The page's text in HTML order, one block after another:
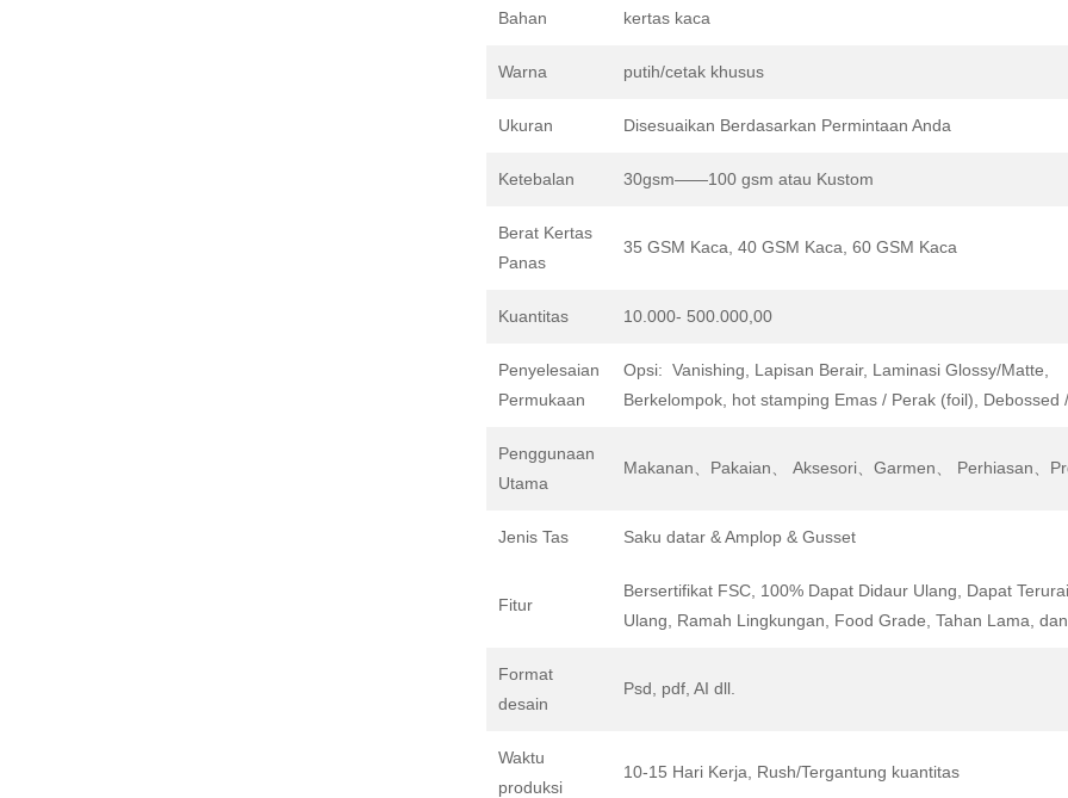
Bahan kertas kaca
Warna putih/cetak khusus
Ukuran Disesuaikan Berdasarkan Permintaan Anda
Ketebalan 30gsm——100 gsm atau Kustom
Berat Kertas
Panas
35 GSM Kaca, 40 GSM Kaca, 60 GSM Kaca
Kuantitas 10.000- 500.000,00
Penyelesaian
Permukaan
Opsi: Vanishing, Lapisan Berair, Laminasi Glossy/Matte,
Berkelompok, hot stamping Emas / Perak (foil), Debossed
Penggunaan
Utama
Makanan、Pakaian、 Aksesori、Garmen、 Perhiasan、
Jenis Tas Saku datar & Amplop & Gusset
Fitur
Bersertifikat FSC, 100% Dapat Didaur Ulang, Dapat
Ulang, Ramah Lingkungan, Food Grade, Tahan Lama,
Format
desain
Psd, pdf, AI dll.
Waktu
produksi
10-15 Hari Kerja, Rush/Tergantung kuantitas